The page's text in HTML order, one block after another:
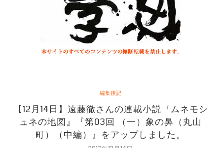
編集後記
【12月14日】遠藤徹さんの連載小説『ムネモシ
ュネの地図』『第03回 （一）象の鼻（丸山
町）（中編）』をアップしました。